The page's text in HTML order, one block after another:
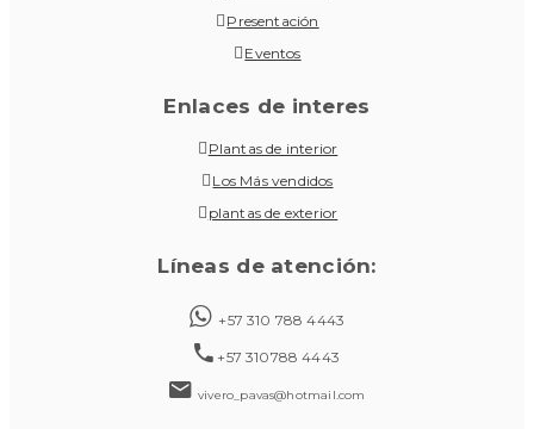
Presentación
Eventos
Enlaces de interes
Plantas de interior
Los Más vendidos
plantas de exterior
Líneas de atención:
+57 310 788 4443
+57 310788 4443
vivero_pavas@hotmail.com